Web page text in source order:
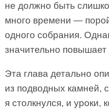
не должно быть
много времени —
одного собрания.
значительно
Эта глава детально
из подводных камней,
я столкнулся, и уроки,